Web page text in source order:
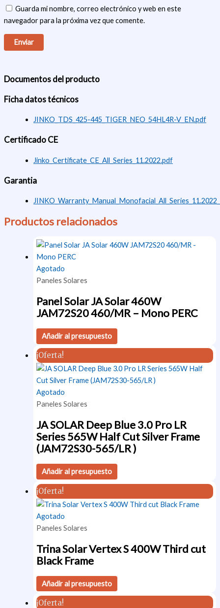
Guarda mi nombre, correo electrónico y web en este
navegador para la próxima vez que comente.
Documentos del producto
Ficha datos técnicos
JINKO_TDS_425-445_TIGER_NEO_54HL4R-V_EN.pdf
Certificado CE
Jinko_Certificate_CE_All_Series_11.2022.pdf
Garantia
Productos relacionados
Agotado
Paneles Solares
Panel Solar JA Solar 460W
JAM72S20 460/MR – Mono PERC
Añadir al presupuesto
¡Oferta!
Agotado
Paneles Solares
JA SOLAR Deep Blue 3.0 Pro LR
Series 565W Half Cut Silver Frame
(JAM72S30-565/LR )
Añadir al presupuesto
¡Oferta!
Agotado
Paneles Solares
Trina Solar Vertex S 400W Third cut
Black Frame
Añadir al presupuesto
¡Oferta!